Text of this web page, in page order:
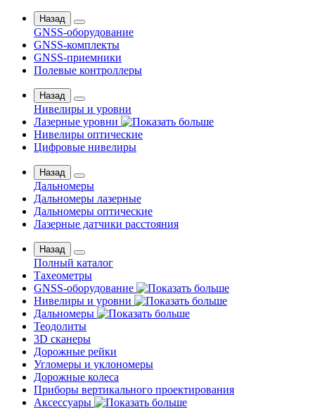
Назад
GNSS-оборудование
GNSS-комплекты
GNSS-приемники
Полевые контроллеры
Назад
Нивелиры и уровни
Лазерные уровни
Нивелиры оптические
Цифровые нивелиры
Назад
Дальномеры
Дальномеры лазерные
Дальномеры оптические
Лазерные датчики расстояния
Назад
Полный каталог
Тахеометры
GNSS-оборудование
Нивелиры и уровни
Дальномеры
Теодолиты
3D сканеры
Дорожные рейки
Угломеры и уклономеры
Дорожные колеса
Приборы вертикального проектирования
Аксессуары